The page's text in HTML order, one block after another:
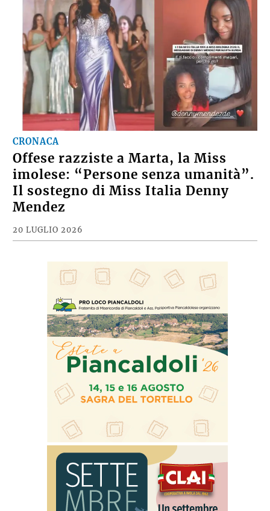
CRONACA
Offese razziste a Marta, la Miss
imolese: “Persone senza umanità”.
Il sostegno di Miss Italia Denny
Mendez
20 LUGLIO 2026